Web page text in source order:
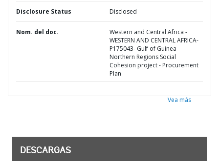
Disclosure Status Disclosed
Nom. del doc.
Western and Central Africa -
WESTERN AND CENTRAL AFRICA-
P175043- Gulf of Guinea
Northern Regions Social
Cohesion project - Procurement
Plan
Vea más
DESCARGAS